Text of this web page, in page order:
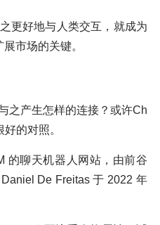
更好地与人类交互，就成为
市场的关键。
之产生怎样的连接？或许Ch
的对照。
的聊天机器人网站，由前谷
De Freitas 于 2022 年